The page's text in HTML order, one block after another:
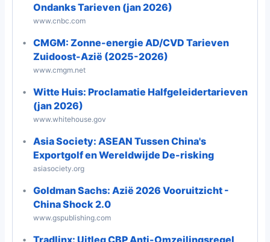
Ondanks Tarieven (jan 2026)
www.cnbc.com
CMGM: Zonne-energie AD/CVD Tarieven
Zuidoost-Azië (2025-2026)
www.cmgm.net
Witte Huis: Proclamatie Halfgeleidertarieven
(jan 2026)
www.whitehouse.gov
Asia Society: ASEAN Tussen China's
Exportgolf en Wereldwijde De-risking
asiasociety.org
Goldman Sachs: Azië 2026 Vooruitzicht -
China Shock 2.0
www.gspublishing.com
Tradlinx: Uitleg CBP Anti-Omzeilingsregel